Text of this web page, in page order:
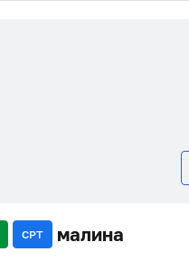
CPT малина